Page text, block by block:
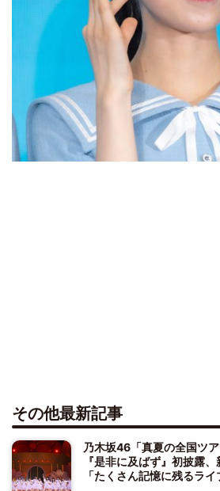
その他最新記事
乃木坂46「真夏の全国ツ
『是非に及ばず』初披露
「たくさん記憶に残るライ